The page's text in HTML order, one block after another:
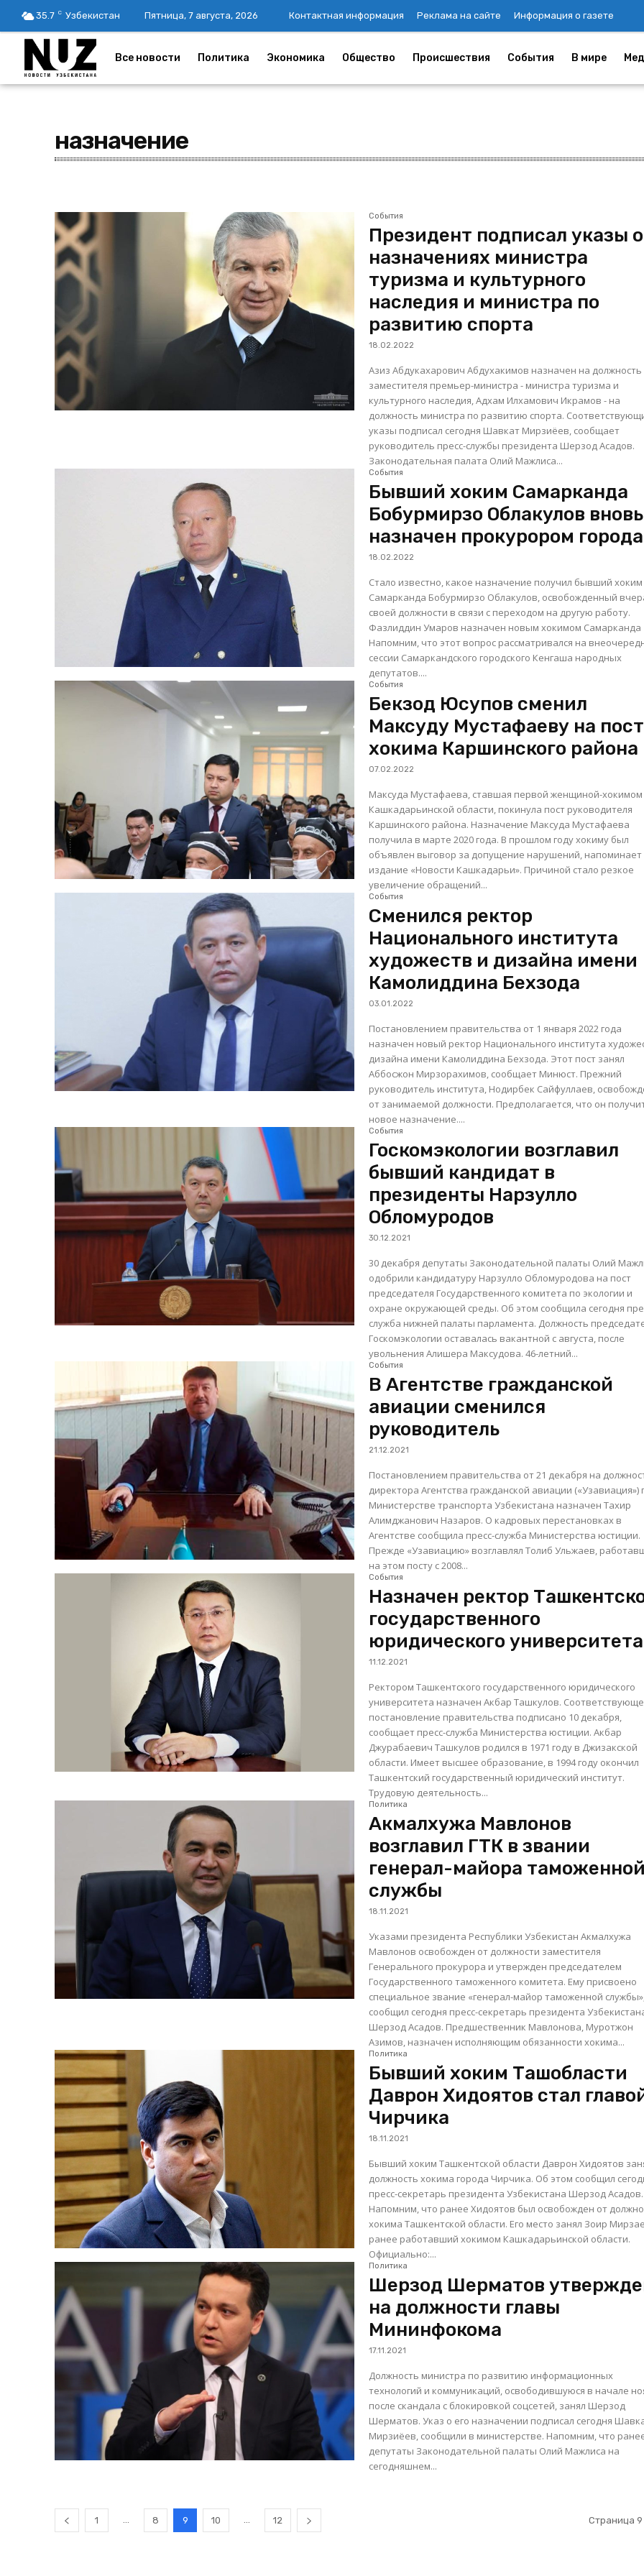
35.7 C Узбекистан Пятница, 7 августа, 2026 Контактная информация Реклама на сайте Информация о газете
Все новости Политика Экономика Общество Происшествия События В мире
назначение
События
Президент подписал указы о
назначениях министра
туризма и культурного
наследия и министра по
развитию спорта
18.02.2022
Азиз Абдукахарович Абдухакимов назначен на должность
заместителя премьер-министра - министра туризма и
культурного наследия, Адхам Илхамович Икрамов - на
должность министра по развитию спорта. Соответствующие
указы подписал сегодня Шавкат Мирзиёев, сообщает
руководитель пресс-службы президента Шерзод Асадов.
Законодательная палата Олий Мажлиса...
События
Бывший хоким Самарканда
Бобурмирзо Облакулов вновь
назначен прокурором города
18.02.2022
Стало известно, какое назначение получил бывший хоким
Самарканда Бобурмирзо Облакулов, освобожденный
своей должности в связи с переходом на другую работу.
Фазлиддин Умаров назначен новым хокимом Самарканда
Напомним, что этот вопрос рассматривался на
сессии Самаркандского городского Кенгаша народных
депутатов....
События
Бекзод Юсупов сменил
Максуду Мустафаеву на
хокима Каршинского района
07.02.2022
Максуда Мустафаева, ставшая первой женщиной-хокимом
Кашкадарьинской области, покинула пост руководителя
Каршинского района. Назначение Максуда Мустафаева
получила в марте 2020 года. В прошлом году хокиму был
объявлен выговор за допущение нарушений, напоминает
издание «Новости Кашкадарьи». Причиной стало резкое
увеличение обращений...
События
Сменился ректор
Национального института
художеств и дизайна имени
Камолиддина Бехзода
03.01.2022
Постановлением правительства от 1 января 2022 года
назначен новый ректор Национального института
дизайна имени Камолиддина Бехзода. Этот пост занял
Аббосжон Мирзорахимов, сообщает Минюст. Прежний
руководитель института, Нодирбек Сайфуллаев,
от занимаемой должности. Предполагается, что он
новое назначение....
События
Госкомэкологии возглавил
бывший кандидат в
президенты Нарзулло
Обломуродов
30.12.2021
30 декабря депутаты Законодательной палаты Олий
одобрили кандидатуру Нарзулло Обломуродова на пост
председателя Государственного комитета по экологии и
охране окружающей среды. Об этом сообщила сегодня пресс-
служба нижней палаты парламента. Должность председателя
Госкомэкологии оставалась вакантной с августа, после
увольнения Алишера Максудова. 46-летний...
События
В Агентстве гражданской
авиации сменился
руководитель
21.12.2021
Постановлением правительства от 21 декабря на
директора Агентства гражданской авиации («Узавиация»)
Министерстве транспорта Узбекистана назначен Тахир
Алимджанович Назаров. О кадровых перестановках в
Агентстве сообщила пресс-служба Министерства юстиции.
Прежде «Узавиацию» возглавлял Толиб Ульжаев,
на этом посту с 2008...
События
Назначен ректор
государственного
юридического университета
11.12.2021
Ректором Ташкентского государственного юридического
университета назначен Акбар Ташкулов. Соответствующее
постановление правительства подписано 10 декабря,
сообщает пресс-служба Министерства юстиции. Акбар
Джурабаевич Ташкулов родился в 1971 году в Джизакской
области. Имеет высшее образование, в 1994 году окончил
Ташкентский государственный юридический институт.
Трудовую деятельность...
Политика
Акмалхужа Мавлонов
возглавил ГТК в звании
генерал-майора таможенной
службы
18.11.2021
Указами президента Республики Узбекистан Акмалхужа
Мавлонов освобожден от должности заместителя
Генерального прокурора и утвержден председателем
Государственного таможенного комитета. Ему присвоено
специальное звание «генерал-майор таможенной
сообщил сегодня пресс-секретарь президента
Шерзод Асадов. Предшественник Мавлонова, Муротжон
Азимов, назначен исполняющим обязанности хокима...
Политика
Бывший хоким Ташобласти
Даврон Хидоятов стал
Чирчика
18.11.2021
Бывший хоким Ташкентской области Даврон Хидоятов
должность хокима города Чирчика. Об этом сообщил сегодня
пресс-секретарь президента Узбекистана Шерзод Асадов.
Напомним, что ранее Хидоятов был освобожден от
хокима Ташкентской области. Его место занял Зоир
ранее работавший хокимом Кашкадарьинской области.
Официально:...
Политика
Шерзод Шерматов
на должности главы
Мининфокома
17.11.2021
Должность министра по развитию информационных
технологий и коммуникаций, освободившуюся в начале
после скандала с блокировкой соцсетей, занял Шерзод
Шерматов. Указ о его назначении подписал сегодня Шавкат
Мирзиёев, сообщили в министерстве. Напомним, что ранее
депутаты Законодательной палаты Олий Мажлиса на
сегодняшнем...
1 ... 8 9 10 ... 12 Страница 9